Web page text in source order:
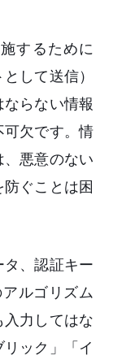
するために
して送信）
らない情報
可欠です。情
悪意のない
ぐことは困
、認証キー
アルゴリズム
力してはな
ック」「イ